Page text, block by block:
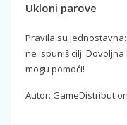
Ukloni parove
Pravila su
ne ispuniš cilj.
mogu pomoći!
Autor: GameDistribution